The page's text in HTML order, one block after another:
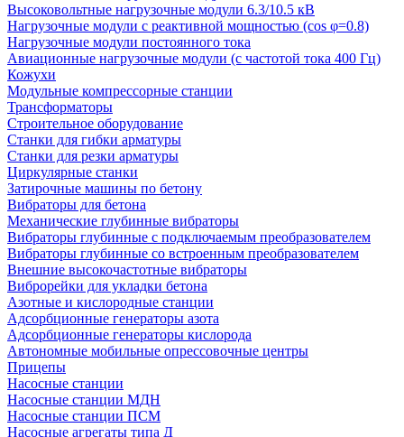
Высоковольтные нагрузочные модули 6.3/10.5 кВ
Нагрузочные модули с реактивной мощностью (cos φ=0.8)
Нагрузочные модули постоянного тока
Авиационные нагрузочные модули (с частотой тока 400 Гц)
Кожухи
Модульные компрессорные станции
Трансформаторы
Строительное оборудование
Станки для гибки арматуры
Станки для резки арматуры
Циркулярные станки
Затирочные машины по бетону
Вибраторы для бетона
Механические глубинные вибраторы
Вибраторы глубинные с подключаемым преобразователем
Вибраторы глубинные со встроенным преобразователем
Внешние высокочастотные вибраторы
Виброрейки для укладки бетона
Азотные и кислородные станции
Адсорбционные генераторы азота
Адсорбционные генераторы кислорода
Автономные мобильные опрессовочные центры
Прицепы
Насосные станции
Насосные станции МДН
Насосные станции ПСМ
Насосные агрегаты типа Д